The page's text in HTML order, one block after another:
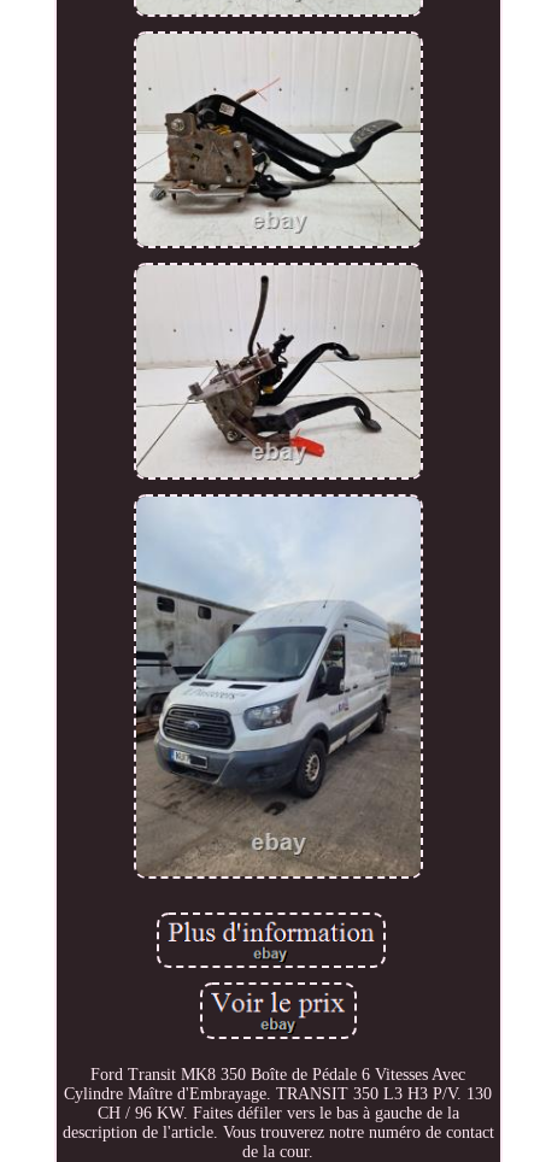
Ford Transit MK8 350 Boîte de Pédale 6 Vitesses Avec
Cylindre Maître d'Embrayage. TRANSIT 350 L3 H3 P/V. 130
CH / 96 KW. Faites défiler vers le bas à gauche de la
description de l'article. Vous trouverez notre numéro de contact
de la cour.